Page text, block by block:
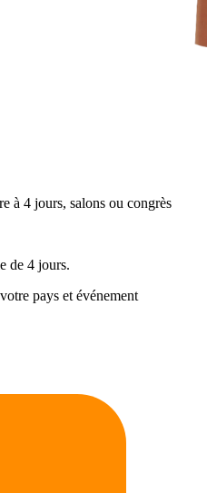
à 4 jours, salons ou congrès
de 4 jours.
pays et événement